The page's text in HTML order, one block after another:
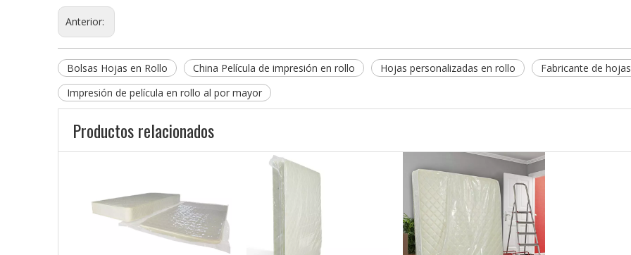
Anterior:
Bolsas Hojas en Rollo China Película de impresión en rollo Hojas personalizadas en rollo
Fabricante de
Impresión de película en rollo al por mayor
Productos relacionados